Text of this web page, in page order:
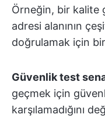
Örneğin, bir kalite
adresi alanının
doğrulamak için
Güvenlik test
geçmek için
karşılamadığını